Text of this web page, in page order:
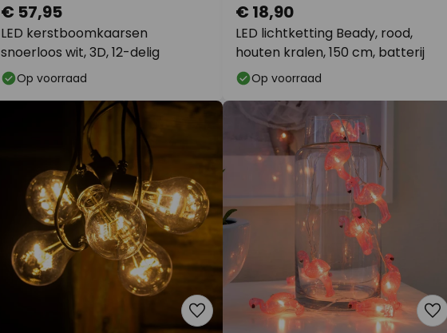
LED kerstboomkaarsen
snoerloos wit, 3D, 12-delig
€ 57,95
Op voorraad
LED lichtketting Beady, rood,
houten kralen, 150 cm, batterij
€ 18,90
Op voorraad